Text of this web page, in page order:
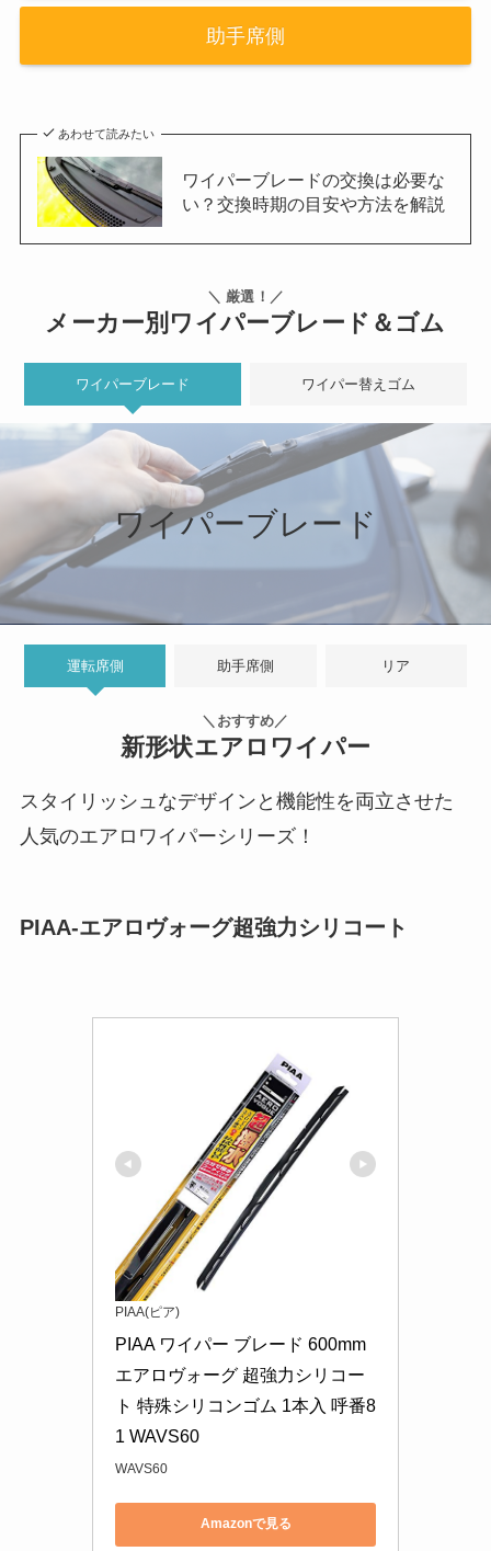
助手席側
あわせて読みたい
ワイパーブレードの交換は必要な
い？交換時期の目安や方法を解説
＼ 厳選！／
メーカー別ワイパーブレード＆ゴム
ワイパーブレード ワイパー替えゴム
ワイパーブレード
運転席側 助手席側 リア
＼おすすめ／
新形状エアロワイパー
スタイリッシュなデザインと機能性を両立させた
人気のエアロワイパーシリーズ！
PIAA-エアロヴォーグ超強力シリコート
PIAA(ピア)
PIAA ワイパー ブレード 600mm
エアロヴォーグ 超強力シリコー
ト 特殊シリコンゴム 1本入 呼番8
1 WAVS60
WAVS60
Amazonで見る